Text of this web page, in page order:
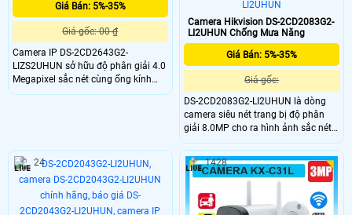
Giá Bán: 5%-35%
Giá gốc: 00 ₫
Camera IP DS-2CD2643G2-
LIZS2UHUN sở hữu độ phân giải 4.0
Megapixel sắc nét cùng ống kính
zoom quang học từ 2.8 đến 12mm
Camera Hikvision DS-2CD2083G2-
LI2UHUN Chống Mưa Năng
Giá Bán: 5%-35%
Giá gốc:
DS-2CD2083G2-LI2UHUN là dòng
camera siêu nét trang bị độ phân
giải 8.0MP cho ra hình ảnh sắc nét,
camera khi sử dụng với đầu ghi còn
hỗ trợ công nghệ cao giúp tìm kiếm
thông minh, trang bị AI thông minh
nhật đinẹ người và phương tiện, hạn
chế báo động giả từ môi trường.
24 1428